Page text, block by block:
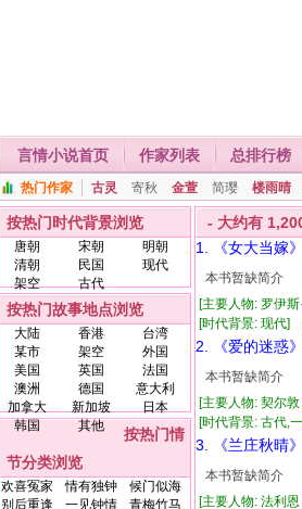
言情小说首页 作家列表 总排行榜
热门作家 古灵 寄秋 金萱 简璎 楼雨晴
按热门时代背景浏览
唐朝 宋朝
明朝
清朝
民国
现代
架空
古代
按热门故事地点浏览
大陆 香港
台湾
某市
架空
外国
美国
英国
法国
澳洲
德国
意大利
加拿大
新加坡
日本
韩国
其他
按热门情
节分类浏览
欢喜冤家 情有独钟
候门似海
别后重逢
一见钟情
青梅竹马
- 大约有
1. 《女大当嫁》
本书暂缺简介
[主要人物: 罗伊
[时代背景: 现代
2. 《爱的迷惑》
本书暂缺简介
[主要人物: 契尔
[时代背景: 古代
3. 《兰庄秋晴》
本书暂缺简介
[主要人物: 法利